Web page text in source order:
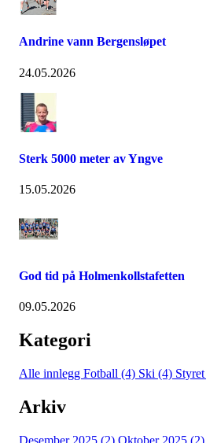
Andrine vann Bergensløpet
24.05.2026
Sterk 5000 meter av Yngve
15.05.2026
God tid på Holmenkollstafetten
09.05.2026
Kategori
Alle innlegg Fotball (4) Ski (4)
Arkiv
Desember 2025 (2) Oktober 2025 (2)